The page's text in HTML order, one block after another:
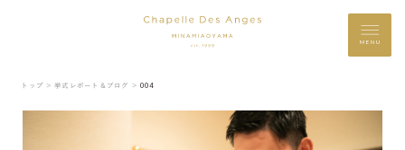
MENU
トップ ＞ 挙式レポート＆ブログ ＞ 004